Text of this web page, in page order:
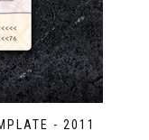
- 2011